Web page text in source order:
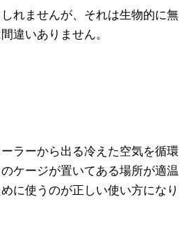
れませんが、それは生物的に無
違いありません。
ラーから出る冷えた空気を循環
ケージが置いてある場所が適温
に使うのが正しい使い方になり